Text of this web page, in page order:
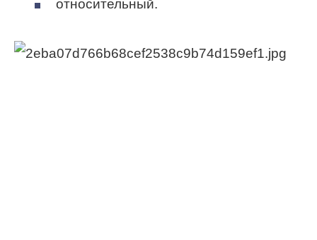
относительный.